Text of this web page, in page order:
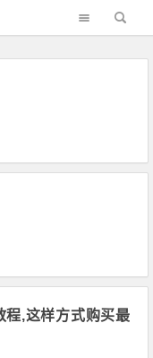
程,这样方式购买最